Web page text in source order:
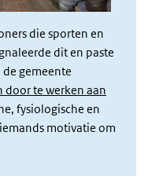
die sporten en
dit en paste
gemeente
door te werken aan
fysiologische en
motivatie om